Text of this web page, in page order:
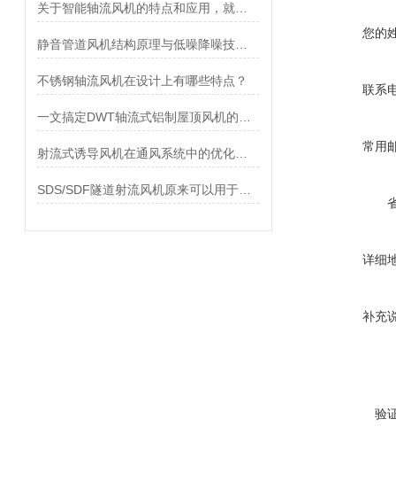
不锈钢轴流风机在设计上有哪些特点？
您的
联系
常用
详细
补充
验